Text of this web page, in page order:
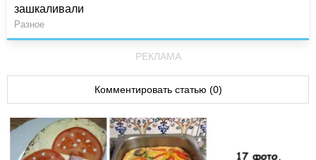
зашкаливали
Разное
РЕКЛАМА
Комментировать статью (0)